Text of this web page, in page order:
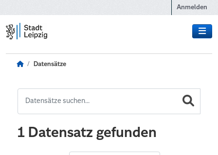
Anmelden
Datensätze
1 Datensatz gefunden